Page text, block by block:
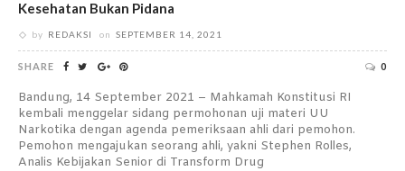
Kesehatan Bukan Pidana
by REDAKSI on SEPTEMBER 14, 2021
SHARE 0
Bandung, 14 September 2021 – Mahkamah Konstitusi RI
kembali menggelar sidang permohonan uji materi UU
Narkotika dengan agenda pemeriksaan ahli dari pemohon.
Pemohon mengajukan seorang ahli, yakni Stephen Rolles,
Analis Kebijakan Senior di Transform Drug